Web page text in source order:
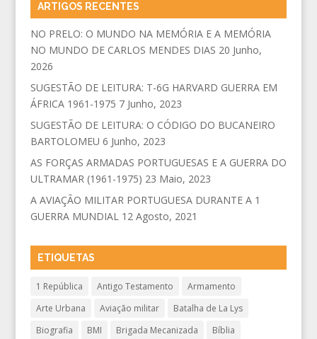
ARTIGOS RECENTES
NO PRELO: O MUNDO NA MEMÓRIA E A MEMÓRIA
NO MUNDO DE CARLOS MENDES DIAS 20 Junho,
2026
SUGESTÃO DE LEITURA: T-6G HARVARD GUERRA EM
ÁFRICA 1961-1975 7 Junho, 2023
SUGESTÃO DE LEITURA: O CÓDIGO DO BUCANEIRO
BARTOLOMEU 6 Junho, 2023
AS FORÇAS ARMADAS PORTUGUESAS E A GUERRA DO
ULTRAMAR (1961-1975) 23 Maio, 2023
A AVIAÇÃO MILITAR PORTUGUESA DURANTE A 1
GUERRA MUNDIAL 12 Agosto, 2021
ETIQUETAS
1 República Antigo Testamento
Armamento
Arte Urbana
Aviação militar
Batalha de La Lys
Biografia
BMI Brigada Mecanizada
Bíblia